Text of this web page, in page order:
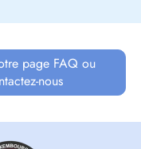
page FAQ ou
nous